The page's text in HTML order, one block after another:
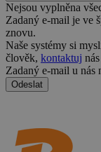
Nejsou vyplněna
Zadaný e-mail je ve
znovu.
Naše systémy si
člověk, kontaktuj
Zadaný e-mail u nás
Odeslat